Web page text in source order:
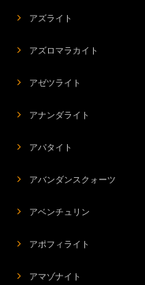
すごく頼もしくて、付けてい
で、心もゆるくなり、堂々と
と言えたり、書けたりするよ
アズライト
アズロマラカイト
アゼツライト
アナンダライト
アパタイト
アバンダンスクォーツ
アベンチュリン
アポフィライト
アマゾナイト